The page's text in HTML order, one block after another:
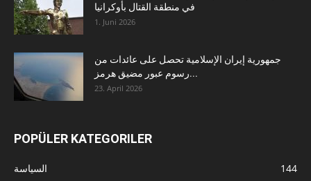
في منطقة القتال بأوكرانيا
1. Juni 2026
جمهورية إيران الإسلامية تحصل على عائدات من
رسوم عبور مضيق هرمز...
23. April 2026
POPÜLER KATEGORILER
السياسة
144